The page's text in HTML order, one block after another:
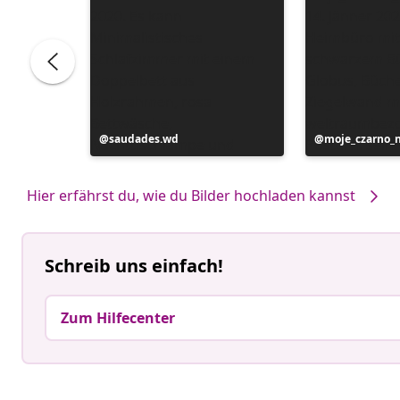
Beitrag
veröffentlicht
saudades.wd
Beitrag
veröffentlicht
Hier erfährst du, wie du Bilder hochladen kannst
Schreib uns einfach!
Zum Hilfecenter